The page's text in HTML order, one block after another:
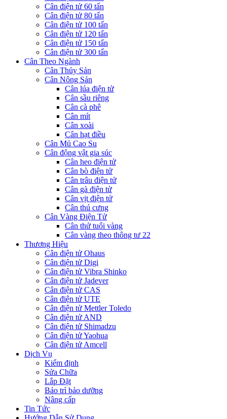
Cân điện tử 60 tấn
Cân điện tử 80 tấn
Cân điện tử 100 tấn
Cân điện tử 120 tấn
Cân điện tử 150 tấn
Cân điện tử 300 tấn
Cân Theo Ngành
Cân Thủy Sản
Cân Nông Sản
Cân lúa điện tử
Cân sầu riêng
Cân cà phê
Cân mít
Cân xoài
Cân hạt điều
Cân Mủ Cao Su
Cân động vật gia súc
Cân heo điện tử
Cân bò điện tử
Cân trâu điện tử
Cân gà điện tử
Cân vịt điện tử
Cân thú cưng
Cân Vàng Điện Tử
Cân thử tuổi vàng
Cân vàng theo thông tư 22
Thương Hiệu
Cân điện tử Ohaus
Cân điện tử Digi
Cân điện tử Vibra Shinko
Cân điện tử Jadever
Cân điện tử CAS
Cân điện tử UTE
Cân điện tử Mettler Toledo
Cân điện tử AND
Cân điện tử Shimadzu
Cân điện tử Yaohua
Cân điện tử Amcell
Dịch Vụ
Kiểm định
Sửa Chữa
Lắp Đặt
Bảo trì bảo dưỡng
Nâng cấp
Tin Tức